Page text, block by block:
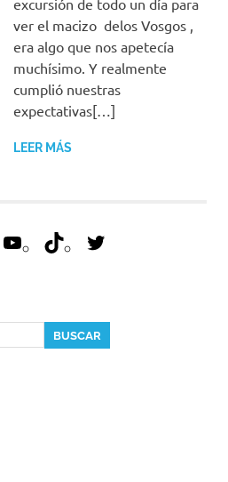
ver el macizo delos Vosgos ,
era algo que nos apetecía
muchísimo. Y realmente
cumplió nuestras
expectativas[…]
LEER MÁS
Y
u
b
T
o
k
t
e
BUSCAR